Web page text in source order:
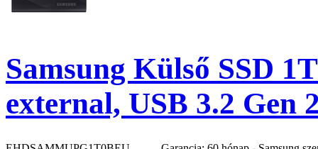
Samsung Külső SSD
external, USB 3.2 Gen